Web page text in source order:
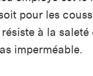
pour les
à la saleté
imperméable.